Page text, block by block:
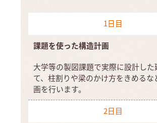
1日目
課題を使った構造計画
大学等の製図課題で実際に設計した
て、柱割りや梁のかけ方をきめるな
画を行います。
2日目